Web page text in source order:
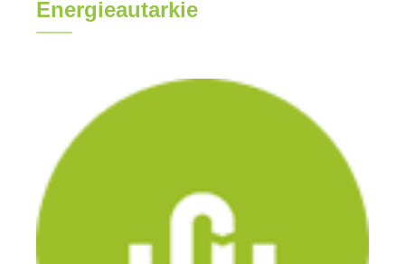
Energieautarkie